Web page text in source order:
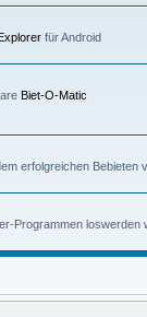
für Android
Biet-O-Matic
erfolgreichen Bebieten
Programmen loswerden